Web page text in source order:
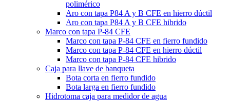
polimérico
Aro con tapa P84 A y B CFE en hierro dúctil
Aro con tapa P84 A y B CFE hibrido
Marco con tapa P-84 CFE
Marco con tapa P-84 CFE en fierro fundido
Marco con tapa P-84 CFE en hierro dúctil
Marco con tapa P-84 CFE hibrido
Caja para llave de banqueta
Bota corta en fierro fundido
Bota larga en fierro fundido
Hidrotoma caja para medidor de agua